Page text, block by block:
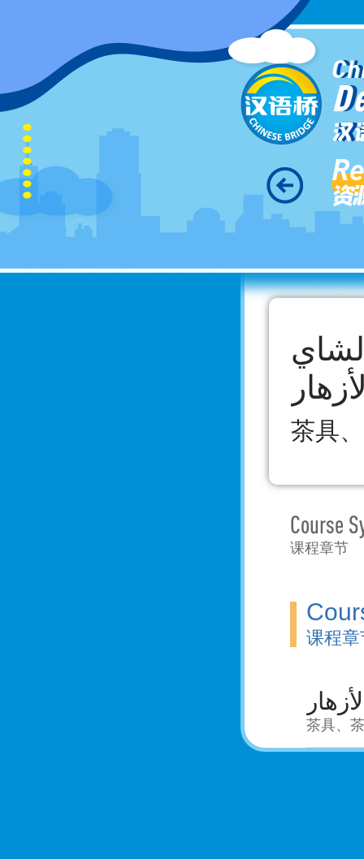
汉
资
茶具
Course
课程章节
课程章
茶具、